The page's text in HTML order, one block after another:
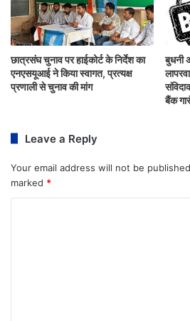
छात्रसंघ चुनाव पर हाईकोर्ट के निर्देश का
एनएसयूआई ने किया स्वागत, प्रत्यक्ष
प्रणाली से चुनाव की मांग
बुधनी
बैंक
Leave a Reply
Your email address will not be
marked *